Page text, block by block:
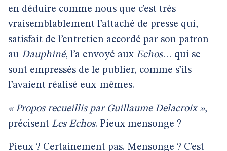
en déduire comme nous que c’est très
vraisemblablement l’attaché de presse qui,
satisfait de l’entretien accordé par son patron
au Dauphiné, l’a envoyé aux Echos… qui se
sont empressés de le publier, comme s’ils
l’avaient réalisé eux-mêmes.
« Propos recueillis par Guillaume Delacroix »,
précisent Les Echos. Pieux mensonge ?
Pieux ? Certainement pas. Mensonge ? C’est